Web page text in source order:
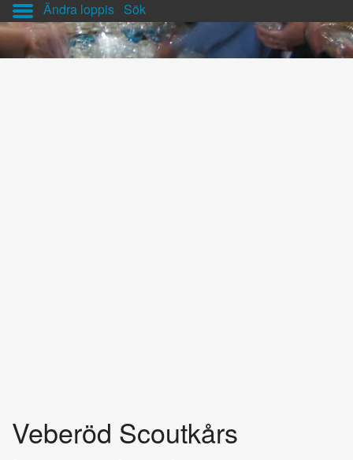
Ändra loppis Sök
Veberöd Scoutkårs